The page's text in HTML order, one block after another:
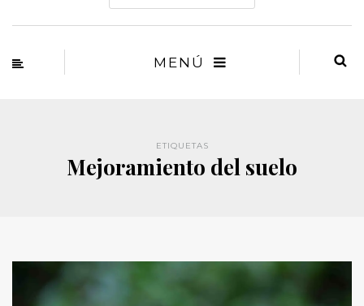
MENÚ
ETIQUETAS
Mejoramiento del suelo